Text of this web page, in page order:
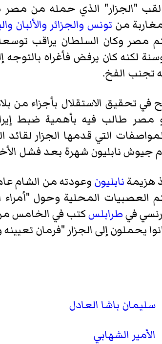
"الجزار" الذي حمله من مصر
من تونس والجزائر والألبان
مصر وكان السلطان يراقب
لكنه كان يرفض فأغراه
تجنب الفخ.
في تحقيق الاستقلال بأجزاء من
مصر طالب فيه بأهمية ضبط
التي قدمها الجزار
جيوش نابليون شهرة بعد فشل
هزيمةنابليون وعودته من الشام
العصبيات المحلية وحول "أمراء
فيطرابلس
يحملون إلى الجزار "فرمان تعيينه واليا على
سليمان باشا العادل
الأمير الشهابي